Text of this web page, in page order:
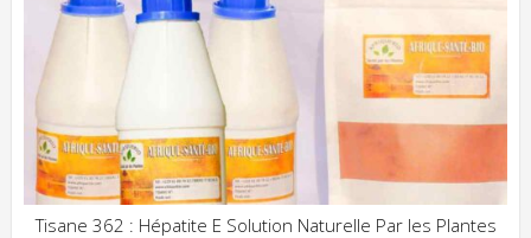
Tisane 362 : Hépatite E Solution Naturelle Par les Plantes